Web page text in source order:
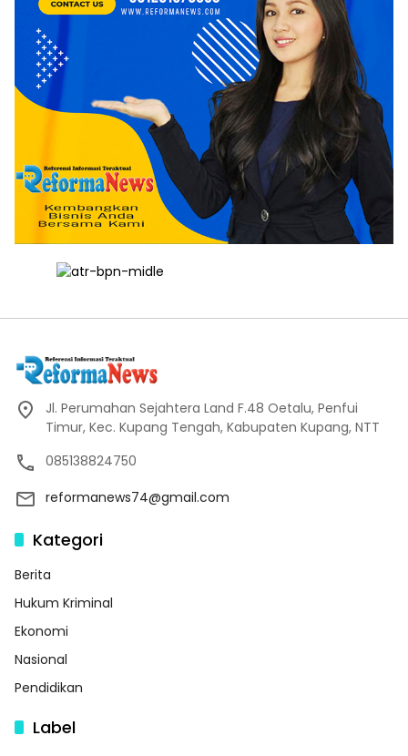
Jl. Perumahan Sejahtera Land F.48 Oetalu, Penfui
Timur, Kec. Kupang Tengah, Kabupaten Kupang, NTT
085138824750
reformanews74@gmail.com
Kategori
Berita
Hukum Kriminal
Ekonomi
Nasional
Pendidikan
Label